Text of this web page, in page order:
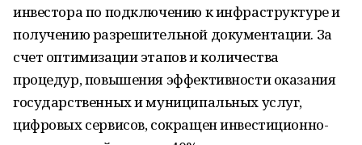
инвестора по подключению к инфраструктуре и
получению разрешительной документации. За
счет оптимизации этапов и количества
процедур, повышения эффективности оказания
государственных и муниципальных услуг,
цифровых сервисов, сокращен инвестиционно-